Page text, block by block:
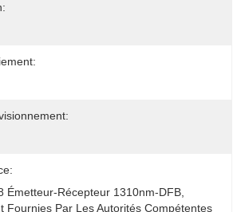
Émetteur-Récepteur 1310nm-DFB
Fournies Par Les Autorités Compétentes